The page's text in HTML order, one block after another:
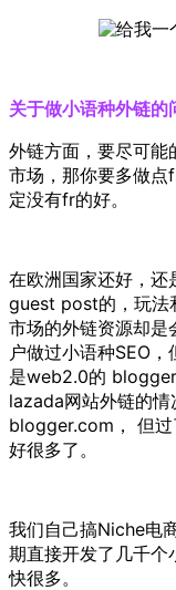
关于做小语种外链的
外链方面，要尽可能
市场，那你要多做
定没有fr的好。
在欧洲国家还好，还
guest post的，玩法
市场的外链资源却是
户做过小语种SEO
是web2.0的
lazada网站外链的
blogger.com， 但过
好很多了。
我们自己搞Niche电
期直接开发了几千个
快很多。